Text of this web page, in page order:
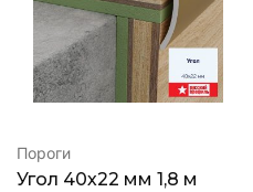
Пороги
Угол 40х22 мм 1,8 м